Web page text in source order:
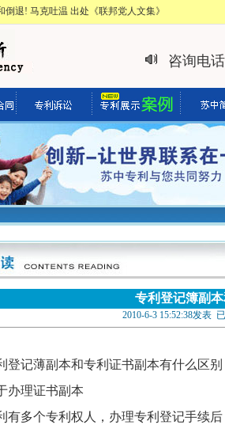
退! 马克吐温 出处《联邦党人文集》
咨询电
专利登记簿副
2010-6-3 15:52:38发表
记薄副本和专利证书副本有什么区别
办理证书副本
多个专利权人，办理专利登记手续